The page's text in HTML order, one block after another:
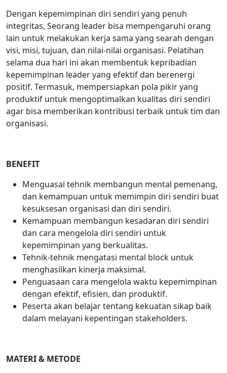
Dengan kepemimpinan diri sendiri yang penuh
integritas, Seorang leader bisa mempengaruhi orang
lain untuk melakukan kerja sama yang searah dengan
visi, misi, tujuan, dan nilai-nilai organisasi. Pelatihan
selama dua hari ini akan membentuk kepribadian
kepemimpinan leader yang efektif dan berenergi
positif. Termasuk, mempersiapkan pola pikir yang
produktif untuk mengoptimalkan kualitas diri sendiri
agar bisa memberikan kontribusi terbaik untuk tim dan
organisasi.
BENEFIT
Menguasai tehnik membangun mental pemenang,
dan kemampuan untuk memimpin diri sendiri buat
kesuksesan organisasi dan diri sendiri.
Kemampuan membangun kesadaran diri sendiri
dan cara mengelola diri sendiri untuk
kepemimpinan yang berkualitas.
Tehnik-tehnik mengatasi mental block untuk
menghasilkan kinerja maksimal.
Penguasaan cara mengelola waktu kepemimpinan
dengan efektif, efisien, dan produktif.
Peserta akan belajar tentang kekuatan sikap baik
dalam melayani kepentingan stakeholders.
MATERI & METODE